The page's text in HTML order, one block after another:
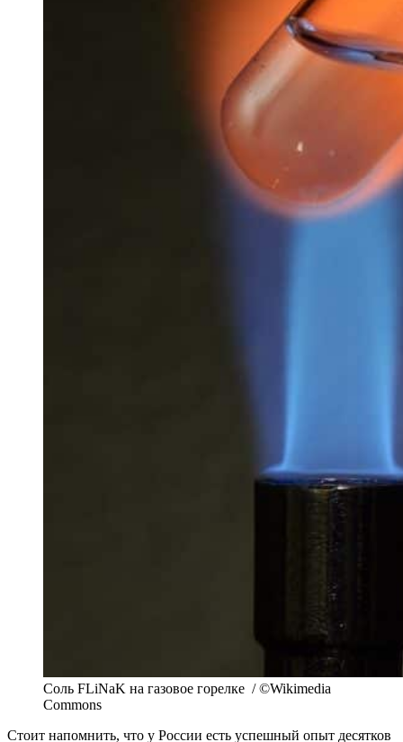
Соль FLiNaK на газовое горелке / ©Wikimedia
Commons
Стоит напомнить, что у России есть успешный опыт десятков